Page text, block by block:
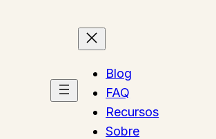
Blog
FAQ
Recursos
Sobre